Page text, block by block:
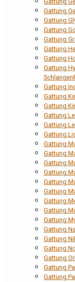
Gattung
Gattung
Gattung
Gattung
Gattung
Gattung
Gattung
Gattung
Gattung
Gattung
Gattung
Gattung
Gattung
Gattung
Gattung
Gattung
Gattung
Gattung
Gattung
Gattung
Gattung
Gattung
Gattung
Gattung
Gattung
Gattung
Gattung
Gattung